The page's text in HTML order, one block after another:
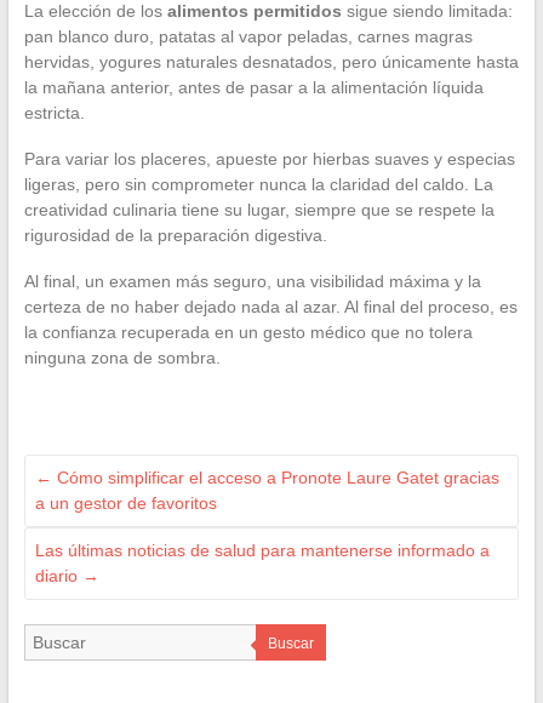
La elección de los alimentos permitidos sigue siendo limitada:
pan blanco duro, patatas al vapor peladas, carnes magras
hervidas, yogures naturales desnatados, pero únicamente hasta
la mañana anterior, antes de pasar a la alimentación líquida
estricta.
Para variar los placeres, apueste por hierbas suaves y especias
ligeras, pero sin comprometer nunca la claridad del caldo. La
creatividad culinaria tiene su lugar, siempre que se respete la
rigurosidad de la preparación digestiva.
Al final, un examen más seguro, una visibilidad máxima y la
certeza de no haber dejado nada al azar. Al final del proceso, es
la confianza recuperada en un gesto médico que no tolera
ninguna zona de sombra.
← Cómo simplificar el acceso a Pronote Laure Gatet gracias
a un gestor de favoritos
Las últimas noticias de salud para mantenerse informado a
diario →
Buscar